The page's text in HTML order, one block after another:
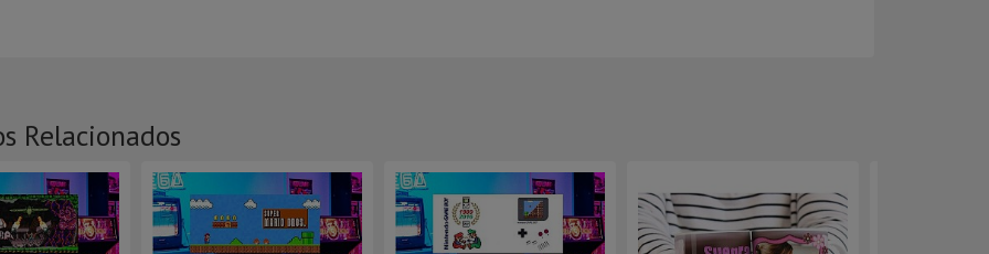
Relacionados